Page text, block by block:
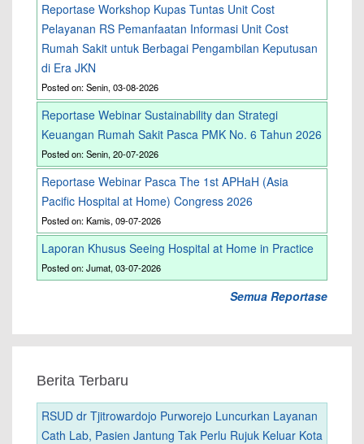
Reportase Workshop Kupas Tuntas Unit Cost
Pelayanan RS Pemanfaatan Informasi Unit Cost
Rumah Sakit untuk Berbagai Pengambilan Keputusan
di Era JKN
Posted on: Senin, 03-08-2026
Reportase Webinar Sustainability dan Strategi
Keuangan Rumah Sakit Pasca PMK No. 6 Tahun 2026
Posted on: Senin, 20-07-2026
Reportase Webinar Pasca The 1st APHaH (Asia
Pacific Hospital at Home) Congress 2026
Posted on: Kamis, 09-07-2026
Laporan Khusus Seeing Hospital at Home in Practice
Posted on: Jumat, 03-07-2026
Semua Reportase
Berita Terbaru
RSUD dr Tjitrowardojo Purworejo Luncurkan Layanan
Cath Lab, Pasien Jantung Tak Perlu Rujuk Keluar Kota